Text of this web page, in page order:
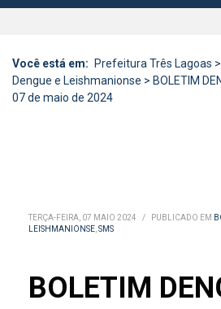
Você está em: Prefeitura Três Lagoas >
Dengue e Leishmanionse > BOLETIM
07 de maio de 2024
TERÇA-FEIRA, 07 MAIO 2024 / PUBLICADO EM
LEISHMANIONSE,SMS
BOLETIM